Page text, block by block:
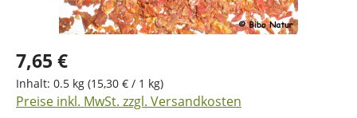
7,65 €
Inhalt: 0.5 kg (15,30 € / 1 kg)
Preise inkl. MwSt. zzgl. Versandkosten